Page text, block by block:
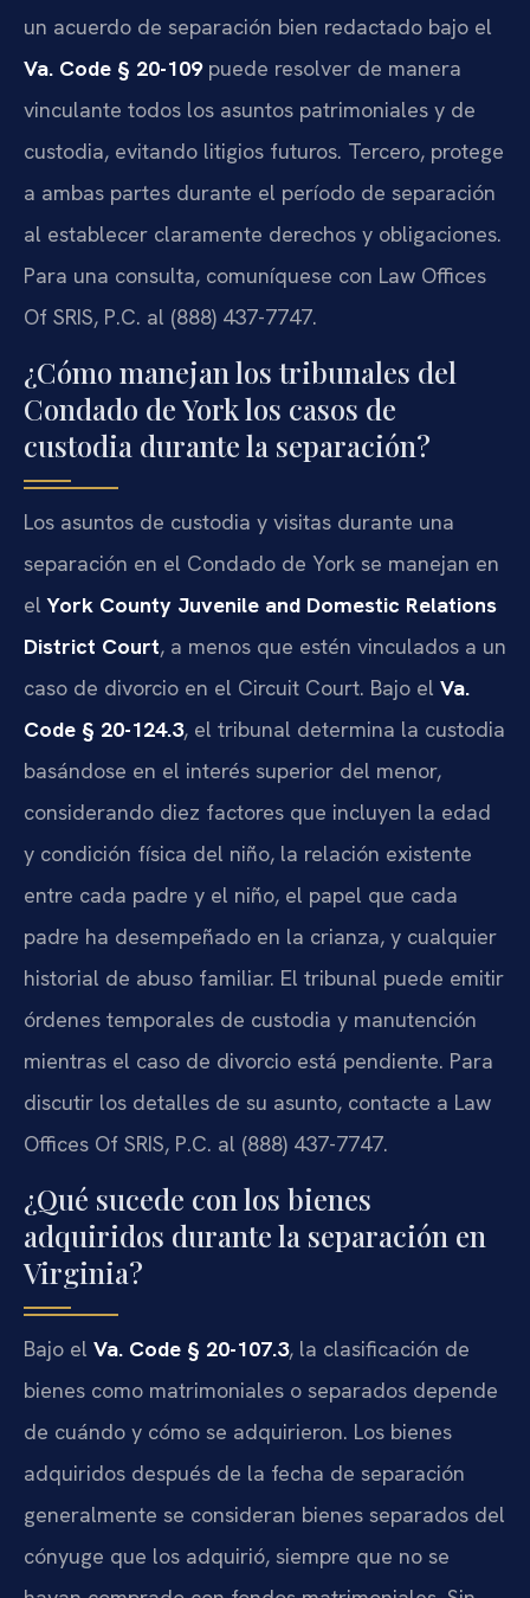
un acuerdo de separación bien redactado bajo el
Va. Code § 20-109puede resolver de manera
vinculante todos los asuntos patrimoniales y de
custodia, evitando litigios futuros. Tercero, protege
a ambas partes durante el período de separación
al establecer claramente derechos y obligaciones.
Para una consulta, comuníquese con Law Offices
Of SRIS, P.C. al (888) 437-7747.
¿Cómo manejan los tribunales del
Condado de York los casos de
custodia durante la separación?
Los asuntos de custodia y visitas durante una
separación en el Condado de York se manejan en
elYork County Juvenile and Domestic Relations
District Court, a menos que estén vinculados a un
caso de divorcio en el Circuit Court. Bajo el Va.
Code § 20-124.3, el tribunal determina la custodia
basándose en el interés superior del menor,
considerando diez factores que incluyen la edad
y condición física del niño, la relación existente
entre cada padre y el niño, el papel que cada
padre ha desempeñado en la crianza, y cualquier
historial de abuso familiar. El tribunal puede emitir
órdenes temporales de custodia y manutención
mientras el caso de divorcio está pendiente. Para
discutir los detalles de su asunto, contacte a Law
Offices Of SRIS, P.C. al (888) 437-7747.
¿Qué sucede con los bienes
adquiridos durante la separación en
Virginia?
Bajo el Va. Code § 20-107.3, la clasificación de
bienes como matrimoniales o separados depende
de cuándo y cómo se adquirieron. Los bienes
adquiridos después de la fecha de separación
generalmente se consideran bienes separados del
cónyuge que los adquirió, siempre que no se